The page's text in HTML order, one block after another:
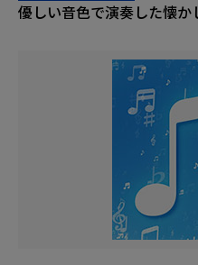
優しい音色で演奏した懐